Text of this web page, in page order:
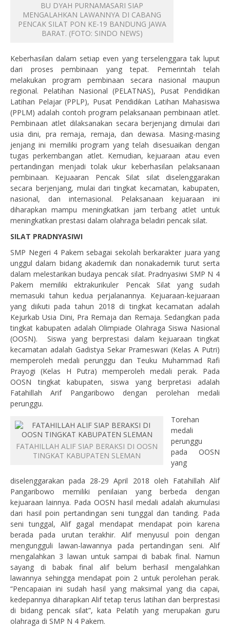
BU DYAH PURNAMASARI SIAP
MENGALAHKAN LAWANNYA DI CABANG
PENCAK SILAT PON KE-19 BANDUNG JAWA
BARAT. (FOTO: SINDO NEWS)
Keberhasilan dalam setiap even yang terselenggara tak luput
dari proses pembinaan yang tepat. Pemerintah telah
melakukan program pembinaan secara nasional maupun
regional. Pelatihan Nasional (PELATNAS), Pusat Pendidikan
Latihan Pelajar (PPLP), Pusat Pendidikan Latihan Mahasiswa
(PPLM) adalah contoh program pelaksanaan pembinaan atlet.
Pembinaan atlet dilaksanakan secara berjenjang dimulai dari
usia dini, pra remaja, remaja, dan dewasa. Masing-masing
jenjang ini memiliki program yang telah disesuaikan dengan
tugas perkembangan atlet. Kemudian, kejuaraan atau even
pertandingan menjadi tolak ukur keberhasilan pelaksanaan
pembinaan. Kejuaaran Pencak Silat silat diselenggarakan
secara berjenjang, mulai dari tingkat kecamatan, kabupaten,
nasional, dan internasional. Pelaksanaan kejuaraan ini
diharapkan mampu meningkatkan jam terbang atlet untuk
meningkatkan prestasi dalam olahraga beladiri pencak silat.
SILAT PRADNYASIWI
SMP Negeri 4 Pakem sebagai sekolah berkarakter juara yang
unggul dalam bidang akademik dan nonakademik turut serta
dalam melestarikan budaya pencak silat. Pradnyasiwi SMP N 4
Pakem memiliki ektrakurikuler Pencak Silat yang sudah
memasuki tahun kedua perjalanannya. Kejuaraan-kejuaraan
yang diikuti pada tahun 2018 di tingkat kecamatan adalah
Kejurkab Usia Dini, Pra Remaja dan Remaja. Sedangkan pada
tingkat kabupaten adalah Olimpiade Olahraga Siswa Nasional
(OOSN). Siswa yang berprestasi dalam kejuaraan tingkat
kecamatan adalah Gadistya Sekar Prameswari (Kelas A Putri)
memperoleh medali perunggu dan Teuku Muhammad Rafi
Prayogi (Kelas H Putra) memperoleh medali perak. Pada
OOSN tingkat kabupaten, siswa yang berpretasi adalah
Fatahillah Arif Pangaribowo dengan perolehan medali
perunggu.
FATAHILLAH ALIF SIAP BERAKSI DI OOSN
TINGKAT KABUPATEN SLEMAN
Torehan
medali
perunggu
pada OOSN
yang
diselenggarakan pada 28-29 April 2018 oleh Fatahillah Alif
Pangaribowo memiliki penilaian yang berbeda dengan
kejuaraan lainnya. Pada OOSN hasil medali adalah akumulasi
dari hasil poin pertandingan seni tunggal dan tanding. Pada
seni tunggal, Alif gagal mendapat mendapat poin karena
berada pada urutan terakhir. Alif menyusul poin dengan
mengungguli lawan-lawannya pada pertandingan seni. Alif
mengalahkan 3 lawan untuk sampai di babak final. Namun
sayang di babak final alif belum berhasil mengalahkan
lawannya sehingga mendapat poin 2 untuk perolehan perak.
“Pencapaian ini sudah hasil yang maksimal yang dia capai,
kedepannya diharapkan Alif tetap terus latihan dan berprestasi
di bidang pencak silat”, kata Pelatih yang merupakan guru
olahraga di SMP N 4 Pakem.